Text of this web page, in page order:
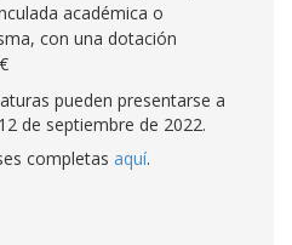
académica o
con una dotación
pueden presentarse a
de septiembre de 2022.
completas aquí.